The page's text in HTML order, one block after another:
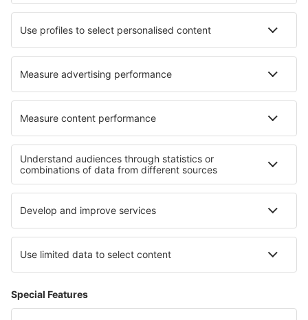
Wizz Air
easyJet
Lufthansa
KLM
O eSky
Všeobecné podmínky
Moje rezervace
Politika ochrany soukromí
Podpora a kontakt
Země